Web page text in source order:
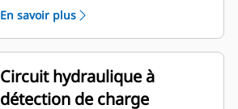
conducteur.
En savoir plus
Circuit hydraulique à
détection de charge